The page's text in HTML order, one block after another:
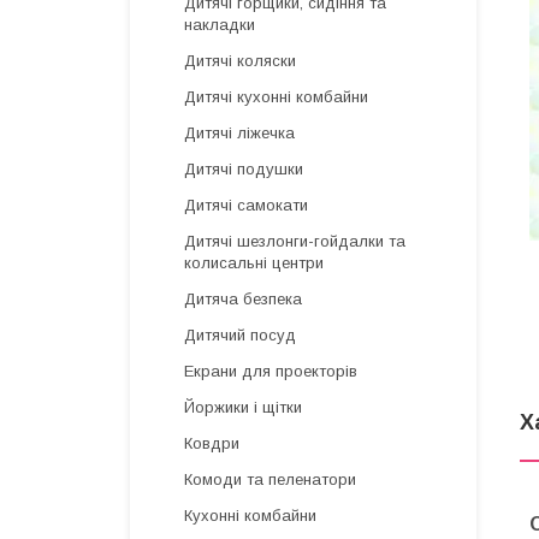
накладки
Дитячі коляски
Дитячі кухонні комбайни
Дитячі ліжечка
Дитячі подушки
Дитячі самокати
Дитячі шезлонги-гойдалки та
колисальні центри
Дитяча безпека
Дитячий посуд
Екрани для проекторів
Йоржики і щітки
Ковдри
Комоди та пеленатори
Кухонні комбайни